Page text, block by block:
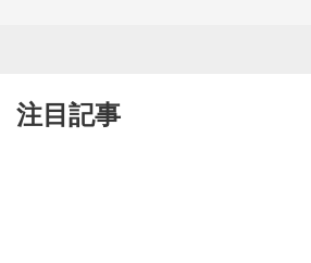
注目記事